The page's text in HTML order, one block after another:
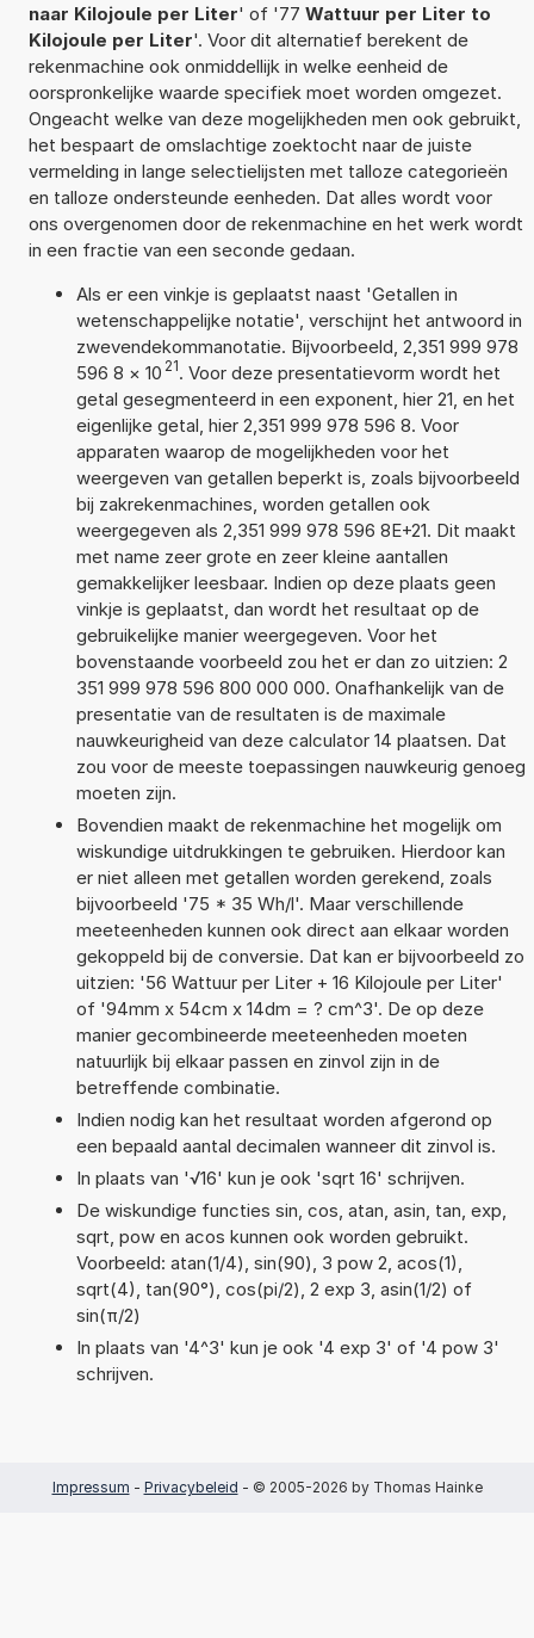
naar Kilojoule per Liter' of '77 Wattuur per Liter to
Kilojoule per Liter'. Voor dit alternatief berekent de
rekenmachine ook onmiddellijk in welke eenheid de
oorspronkelijke waarde specifiek moet worden omgezet.
Ongeacht welke van deze mogelijkheden men ook gebruikt,
het bespaart de omslachtige zoektocht naar de juiste
vermelding in lange selectielijsten met talloze categorieën
en talloze ondersteunde eenheden. Dat alles wordt voor
ons overgenomen door de rekenmachine en het werk wordt
in een fractie van een seconde gedaan.
Als er een vinkje is geplaatst naast 'Getallen in
wetenschappelijke notatie', verschijnt het antwoord in
zwevendekommanotatie. Bijvoorbeeld, 2,351 999 978
596 8 × 10 21. Voor deze presentatievorm wordt het
getal gesegmenteerd in een exponent, hier 21, en het
eigenlijke getal, hier 2,351 999 978 596 8. Voor
apparaten waarop de mogelijkheden voor het
weergeven van getallen beperkt is, zoals bijvoorbeeld
bij zakrekenmachines, worden getallen ook
weergegeven als 2,351 999 978 596 8E+21. Dit maakt
met name zeer grote en zeer kleine aantallen
gemakkelijker leesbaar. Indien op deze plaats geen
vinkje is geplaatst, dan wordt het resultaat op de
gebruikelijke manier weergegeven. Voor het
bovenstaande voorbeeld zou het er dan zo uitzien: 2
351 999 978 596 800 000 000. Onafhankelijk van de
presentatie van de resultaten is de maximale
nauwkeurigheid van deze calculator 14 plaatsen. Dat
zou voor de meeste toepassingen nauwkeurig genoeg
moeten zijn.
Bovendien maakt de rekenmachine het mogelijk om
wiskundige uitdrukkingen te gebruiken. Hierdoor kan
er niet alleen met getallen worden gerekend, zoals
bijvoorbeeld '75 * 35 Wh/l'. Maar verschillende
meeteenheden kunnen ook direct aan elkaar worden
gekoppeld bij de conversie. Dat kan er bijvoorbeeld zo
uitzien: '56 Wattuur per Liter + 16 Kilojoule per Liter'
of '94mm x 54cm x 14dm = ? cm^3'. De op deze
manier gecombineerde meeteenheden moeten
natuurlijk bij elkaar passen en zinvol zijn in de
betreffende combinatie.
Indien nodig kan het resultaat worden afgerond op
een bepaald aantal decimalen wanneer dit zinvol is.
In plaats van '√16' kun je ook 'sqrt 16' schrijven.
De wiskundige functies sin, cos, atan, asin, tan, exp,
sqrt, pow en acos kunnen ook worden gebruikt.
Voorbeeld: atan(1/4), sin(90), 3 pow 2, acos(1),
sqrt(4), tan(90°), cos(pi/2), 2 exp 3, asin(1/2) of
sin(π/2)
In plaats van '4^3' kun je ook '4 exp 3' of '4 pow 3'
schrijven.
Impressum - Privacybeleid - © 2005-2026 by Thomas Hainke